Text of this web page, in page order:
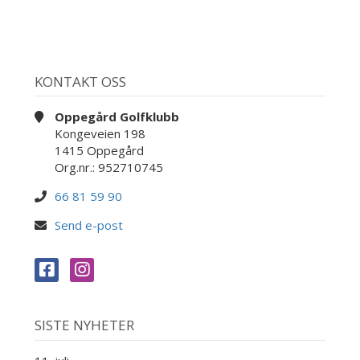
KONTAKT OSS
Oppegård Golfklubb
Kongeveien 198
1415 Oppegård
Org.nr.: 952710745
66 81 59 90
Send e-post
SISTE NYHETER